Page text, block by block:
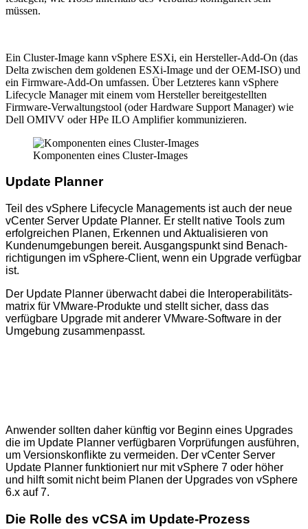
müssen.
Ein Cluster-Image kann vSphere ESXi, ein Hersteller-Add-On (das
Delta zwischen dem goldenen ESXi-Image und der OEM-ISO) und
ein Firmware-Add-On umfassen. Über Letzteres kann vSphere
Lifecycle Manager mit einem vom Hersteller bereit­gestellten
Firmware-Verwaltungstool (oder Hardware Support Manager) wie
Dell OMIVV oder HPe ILO Amplifier kommunizieren.
Komponenten eines Cluster-Images
Update Planner
Teil des vSphere Lifecycle Managements ist auch der neue
vCenter Server Update Planner. Er stellt native Tools zum
erfolgreichen Planen, Erkennen und Aktualisieren von
Kunden­umgebungen bereit. Ausgangs­punkt sind Benach­
richtigungen im vSphere-Client, wenn ein Upgrade verfügbar
ist.
Der Update Planner überwacht dabei die Inter­operabilitäts­
matrix für VMware-Produkte und stellt sicher, dass das
verfügbare Upgrade mit anderer VMware-Software in der
Umgebung zusammen­passt.
Anwender sollten daher künftig vor Beginn eines Upgrades
die im Update Planner verfügbaren Vor­prüfungen ausführen,
um Versions­konflikte zu vermeiden. Der vCenter Server
Update Planner funktioniert nur mit vSphere 7 oder höher
und hilft somit nicht beim Planen der Upgrades von vSphere
6.x auf 7.
Die Rolle des vCSA im Update-Prozess